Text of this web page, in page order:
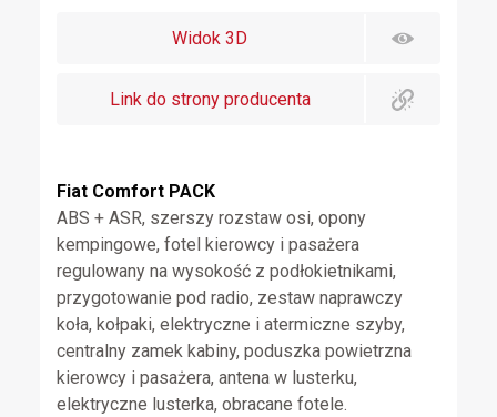
Widok 3D
Link do strony producenta
Fiat Comfort PACK
ABS + ASR, szerszy rozstaw osi, opony
kempingowe, fotel kierowcy i pasażera
regulowany na wysokość z podłokietnikami,
przygotowanie pod radio, zestaw naprawczy
koła, kołpaki, elektryczne i atermiczne szyby,
centralny zamek kabiny, poduszka powietrzna
kierowcy i pasażera, antena w lusterku,
elektryczne lusterka, obracane fotele.